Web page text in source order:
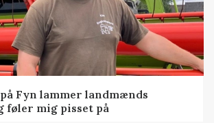
Fyn lammer landmænds
føler mig pisset på